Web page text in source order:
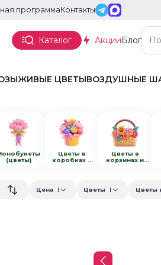
программаКонтакты
Каталог АкцииБлог
ЖИВЫЕ ЦВЕТЫВОЗДУШНЫЕ
(цветы)
Цветы в
коробках и
Цветы в
корзинах и
Цена Цветы Цветы